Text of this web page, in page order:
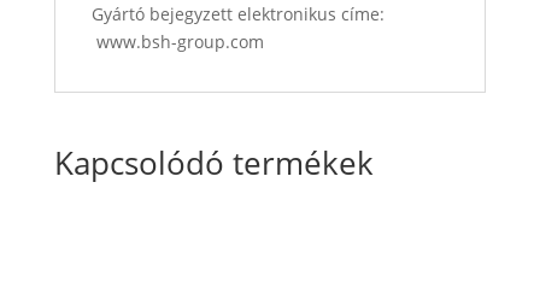
Gyártó bejegyzett elektronikus címe:
www.bsh-group.com
Kapcsolódó termékek